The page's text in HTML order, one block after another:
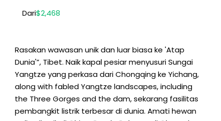
Dari$2,468
Rasakan wawasan unik dan luar biasa ke 'Atap
Dunia'”, Tibet. Naik kapal pesiar menyusuri Sungai
Yangtze yang perkasa dari Chongqing ke Yichang,
along with fabled Yangtze landscapes,including
the Three Gorges and the dam, sekarang fasilitas
pembangkit listrik terbesar di dunia. Amati hewan